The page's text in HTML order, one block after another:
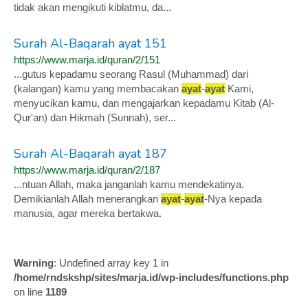
tidak akan mengikuti kiblatmu, da...
Surah Al-Baqarah ayat 151
https://www.marja.id/quran/2/151
...gutus kepadamu seorang Rasul (Muhammad) dari
(kalangan) kamu yang membacakan ayat-ayat Kami,
menyucikan kamu, dan mengajarkan kepadamu Kitab (Al-
Qur'an) dan Hikmah (Sunnah), ser...
Surah Al-Baqarah ayat 187
https://www.marja.id/quran/2/187
...ntuan Allah, maka janganlah kamu mendekatinya.
Demikianlah Allah menerangkan ayat-ayat-Nya kepada
manusia, agar mereka bertakwa.
Warning: Undefined array key 1 in
/home/rndskshp/sites/marja.id/wp-includes/functions.php
on line 1189